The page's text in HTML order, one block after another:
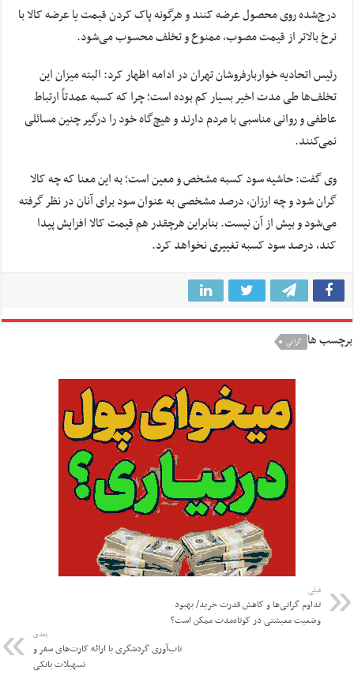
درج‌شده روی محصول عرضه کنند و هرگونه پاک کردن قیمت یا عرضه کالا با
نرخ بالاتر از قیمت مصوب، ممنوع و تخلف محسوب می‌شود.
رئیس اتحادیه خواربارفروشان تهران در ادامه اظهار کرد: البته میزان این
تخلف‌ها طی مدت اخیر بسیار کم بوده است؛ چرا که کسبه عمدتاً ارتباط
عاطفی و روانی مناسبی با مردم دارند و هیچ‌گاه خود را درگیر چنین مسائلی
نمی‌کنند.
وی گفت: حاشیه سود کسبه مشخص و معین است؛ به این معنا که چه کالا
گران شود و چه ارزان، درصد مشخصی به عنوان سود برای آنان در نظر گرفته
می‌شود و بیش از آن نیست. بنابراین هرچقدر هم قیمت کالا افزایش پیدا
کند، درصد سود کسبه تغییری نخواهد کرد.
برچسب ها گرانی
قبلی
تداوم گرانی‌ها و کاهش قدرت خرید/ بهبود
وضعیت معیشتی در کوتاه‌مدت ممکن است؟
بعدی
تاب‌آوری گردشگری با ارائه کارت‌های سفر و
تسهیلات بانکی